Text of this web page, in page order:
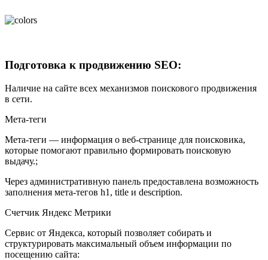
Подготовка к продвижению SEO:
Наличие на сайте всех механизмов поискового продвижения
в сети.
Мета-теги
Мета-теги — информация о веб-странице для поисковика,
которые помогают правильно формировать поисковую
выдачу.;
Через административную панель предоставлена возможность
заполнения мета-тегов h1, title и description.
Счетчик Яндекс Метрики
Сервис от Яндекса, который позволяет собирать и
структурировать максимальный объем информации по
посещению сайта: